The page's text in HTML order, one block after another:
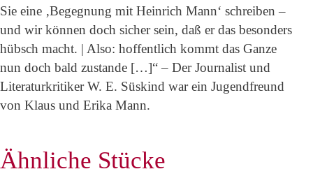
Sie eine ‚Begegnung mit Heinrich Mann‘ schreiben –
und wir können doch sicher sein, daß er das besonders
hübsch macht. | Also: hoffentlich kommt das Ganze
nun doch bald zustande […]“ – Der Journalist und
Literaturkritiker W. E. Süskind war ein Jugendfreund
von Klaus und Erika Mann.
Ähnliche Stücke